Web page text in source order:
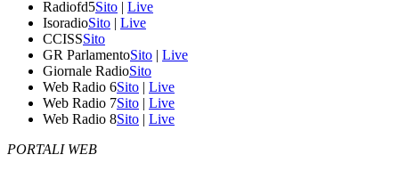
Radiofd5Sito | Live
IsoradioSito | Live
CCISSSito
GR ParlamentoSito | Live
Giornale RadioSito
Web Radio 6Sito | Live
Web Radio 7Sito | Live
Web Radio 8Sito | Live
PORTALI WEB